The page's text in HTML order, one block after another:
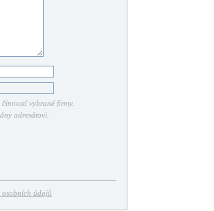
vybrané firmy.
adresátovi.
osobních údajů